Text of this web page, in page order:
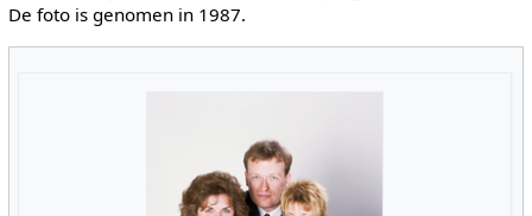
De foto is genomen in 1987.